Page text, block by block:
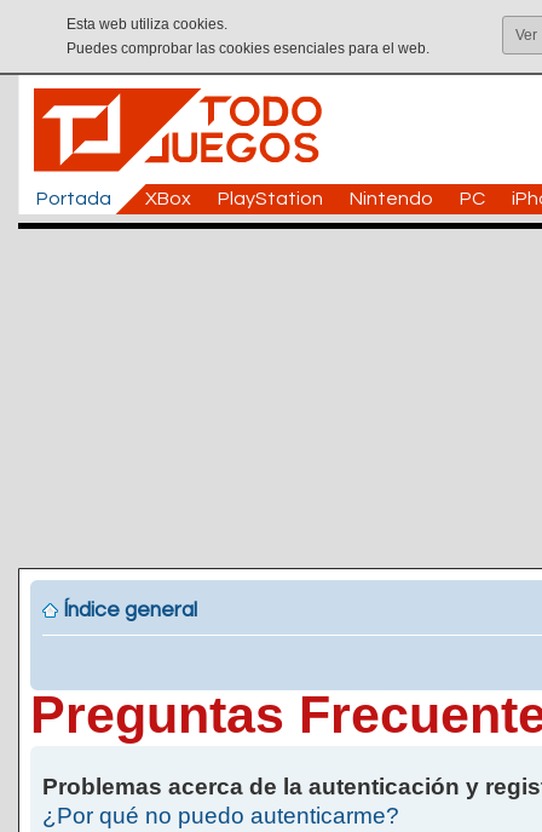
Esta web utiliza cookies.
Puedes comprobar las cookies esenciales para el web.
Ver
Portada XBox PlayStation Nintendo PC
Índice general
Preguntas
Problemas acerca de la autenticación y
¿Por qué no puedo autenticarme?